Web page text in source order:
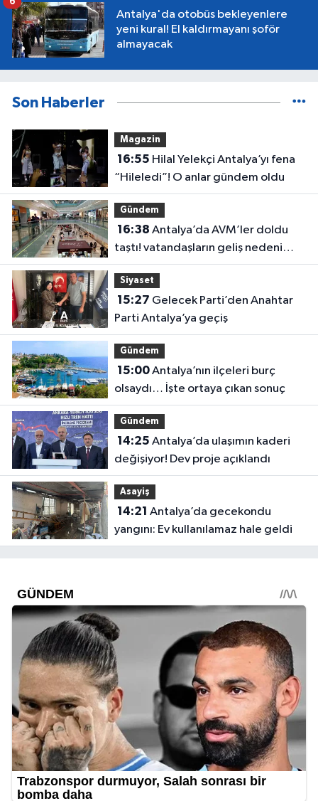
Antalya'da otobüs bekleyenlere
yeni kural! El kaldırmayanı şoför
almayacak
Son Haberler
Magazin
16:55
“Hileledi”! O anlar gündem oldu
Gündem
16:38
taştı! vatandaşların geliş nedeni
farklı çıktı
Siyaset
15:27
Parti Antalya’ya geçiş
Gündem
15:00Antalya’nın ilçeleri burç
olsaydı… İşte ortaya çıkan sonuç
Gündem
14:25
değişiyor! Dev proje açıklandı
Asayiş
14:21
yangını: Ev kullanılamaz hale geldi